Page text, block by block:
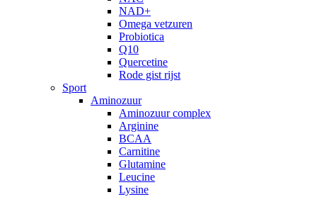
NAD+
Omega vetzuren
Probiotica
Q10
Quercetine
Rode gist rijst
Sport
Aminozuur
Aminozuur complex
Arginine
BCAA
Carnitine
Glutamine
Leucine
Lysine